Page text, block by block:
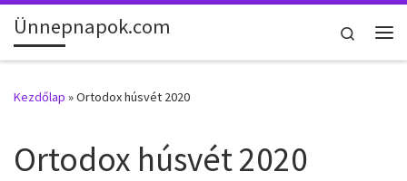
Skip to content
Ünnepnapok.com
Search
Kezdőlap »Ortodox húsvét 2020
Ortodox húsvét 2020